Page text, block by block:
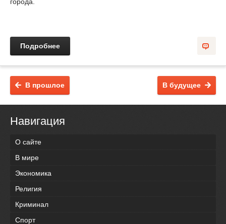
Подробнее
В будущее
В прошлое
Навигация
О сайте
В мире
Экономика
Религия
Криминал
Спорт